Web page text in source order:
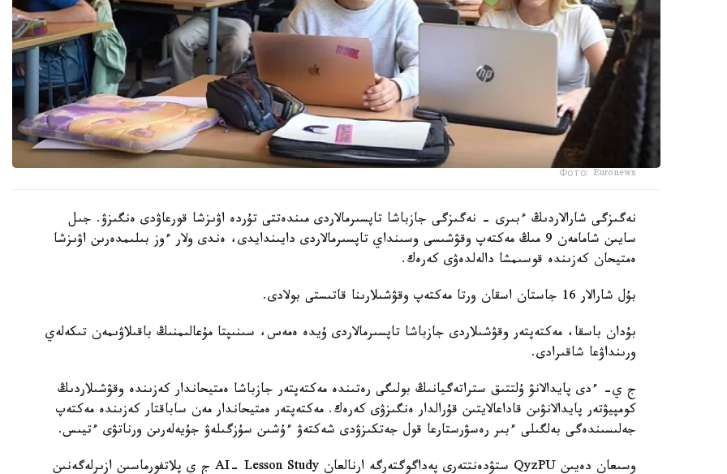
Фото: Euronews
نەگىزگى شارالاردىڭ ءبىرى - نەگىزگى جازباشا تاپسىرمالاردى مىندەتتى تۇردە اۋىزشا قورعاۋدى ەنگىزۋ. جىل
سايىن شامامەن 9 مىڭ مەكتەپ وقۋشىسى وسىنداي تاپسىرمالاردى دايىندايدى، ەندى ولار ءوز بىلىمدەرىن اۋىزشا
ەمتيحان كەزىندە قوسىمشا دالەلدەۋى كەرەك.
بۇل شارالار 16 جاستان اسقان ورتا مەكتەپ وقۋشىلارىنا قاتىستى بولادى.
بۇدان باسقا، مەكتەپتەر وقۋشىلاردى جازباشا تاپسىرمالاردى ۇيدە ەمەس، سىنىپتا مۇعالىمنىڭ باقىلاۋىمەن تىكەلەي
ورىنداۋعا شاقىرادى.
ج ي- ءدى پايدالانۋ ۇلتتىق ستراتەگيانىڭ بولىگى رەتىندە مەكتەپتەر جازباشا ەمتيحاندار كەزىندە وقۋشىلاردىڭ
كومپيۋتەر پايدالانۋىن قاداعالايتىن قۇرالدار ەنگىزۋى كەرەك. مەكتەپتەر ەمتيحاندار مەن ساباقتار كەزىندە مەكتەپ
جەلىسىندەگى بەلگىلى ءبىر رەسۋرستارعا قول جەتكىزۋدى شەكتەۋ ءۇشىن سۇزگىلەۋ جۇيەلەرىن ورناتۋى ءتيىس.
وسىعان دەيىن QyzPU ستۋدەنتتەرى پەداگوگتەرگە ارنالعان AI- Lesson Study ج ي پلاتفورماسىن ازىرلەگەنىن